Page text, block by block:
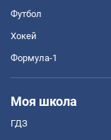
Футбол
Хокей
Формула-1
Моя школа
ГДЗ